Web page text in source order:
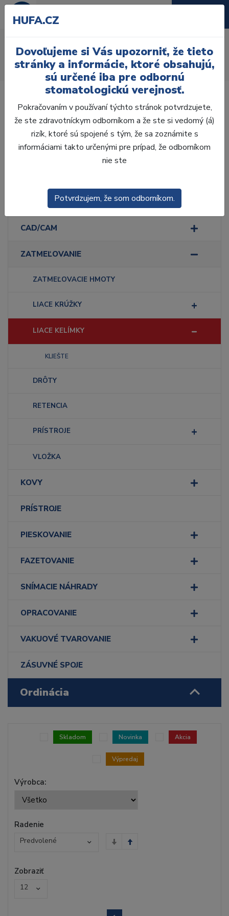
Úvod Laboratórium, Zub. technika
Zatmeľovanie
Liace kelímky
Laboratórium, Zub.
technika
VOSKOVÁ MODELÁCIA
CAD/CAM
ZATMEĽOVANIE
ZATMEĽOVACIE HMOTY
LIACE KRÚŽKY
LIACE KELÍMKY
KLIEŠTE
DRÔTY
RETENCIA
PRÍSTROJE
VLOŽKA
KOVY
PRÍSTROJE
PIESKOVANIE
FAZETOVANIE
SNÍMACIE NÁHRADY
OPRACOVANIE
VAKUOVÉ TVAROVANIE
ZÁSUVNÉ SPOJE
Ordinácia
Výrobca:
Skladom Novinka Akcia
Výpredaj
Radenie
Predvolené
Zobraziť
12
HUFA.CZ
Dovoľujeme si Vás upozorniť, že tieto
stránky a informácie, ktoré obsahujú,
sú určené iba pre odbornú
stomatologickú verejnosť.
Pokračovaním v používaní týchto stránok potvrdzujete,
že ste zdravotníckym odborníkom a že ste si vedomý (á)
rizík, ktoré sú spojené s tým, že sa zoznámite s
informáciami takto určenými pre prípad, že odborníkom
nie ste
Potvrdzujem, že som odborníkom.